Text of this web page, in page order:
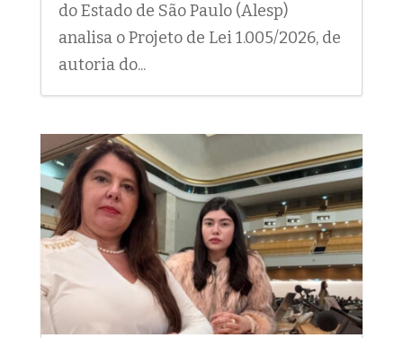
do Estado de São Paulo (Alesp)
analisa o Projeto de Lei 1.005/2026, de
autoria do...